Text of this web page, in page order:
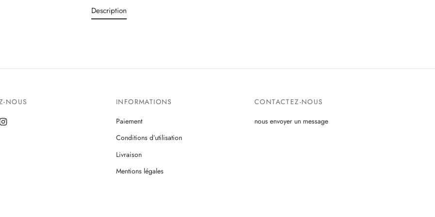
Description
NOUS INFORMATIONS
Paiement
Conditions d’utilisation
Livraison
Mentions légales
CONTACTEZ-NOUS
nous envoyer un message